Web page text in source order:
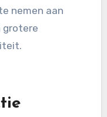
nemen aan
grotere